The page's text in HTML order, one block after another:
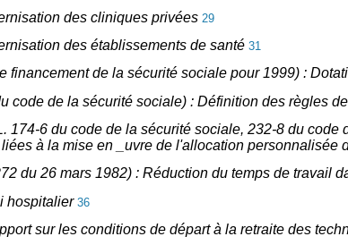
des cliniques privées 29
des établissements de santé 31
financement de la sécurité sociale pour 1999) :
code de la sécurité sociale) : Définition des règles
174-6 du code de la sécurité sociale, 232-8 du
à la mise en _uvre de l'allocation personnalisée
du 26 mars 1982) : Réduction du temps de travail
hospitalier 36
sur les conditions de départ à la retraite des